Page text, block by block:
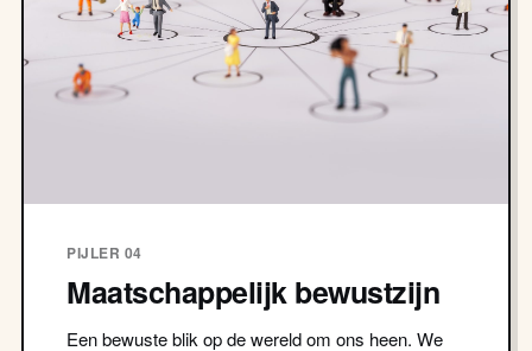
PIJLER 04
Maatschappelijk bewustzijn
Een bewuste blik op de wereld om ons heen. We